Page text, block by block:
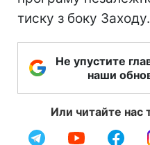
тиску з боку Заходу.
Не упустите
наши
Или читайте нас